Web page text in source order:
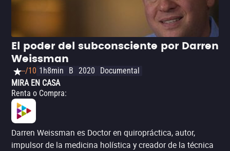
El poder del subconsciente por Darren
Weissman
--/10 1h8min B 2020
Documental
MIRA EN CASA
Renta o Compra:
Darren Weissman es Doctor en quiropráctica, autor,
impulsor de la medicina holística y creador de la técnica